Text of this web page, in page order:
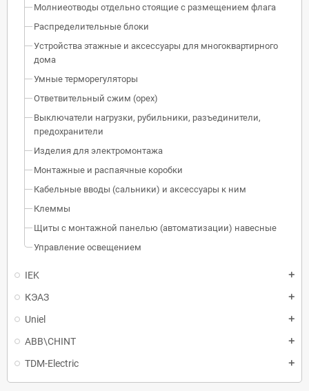
Молниеотводы отдельно стоящие с размещением флага
Распределительные блоки
Устройства этажные и аксессуары для многоквартирного
дома
Умные терморегуляторы
Ответвительный сжим (орех)
Выключатели нагрузки, рубильники, разъединители,
предохранители
Изделия для электромонтажа
Монтажные и распаячные коробки
Кабельные вводы (сальники) и аксессуары к ним
Клеммы
Щиты с монтажной панелью (автоматизации) навесные
Управление освещением
IEK
КЭАЗ
Uniel
ABB\CHINT
TDM-Electric